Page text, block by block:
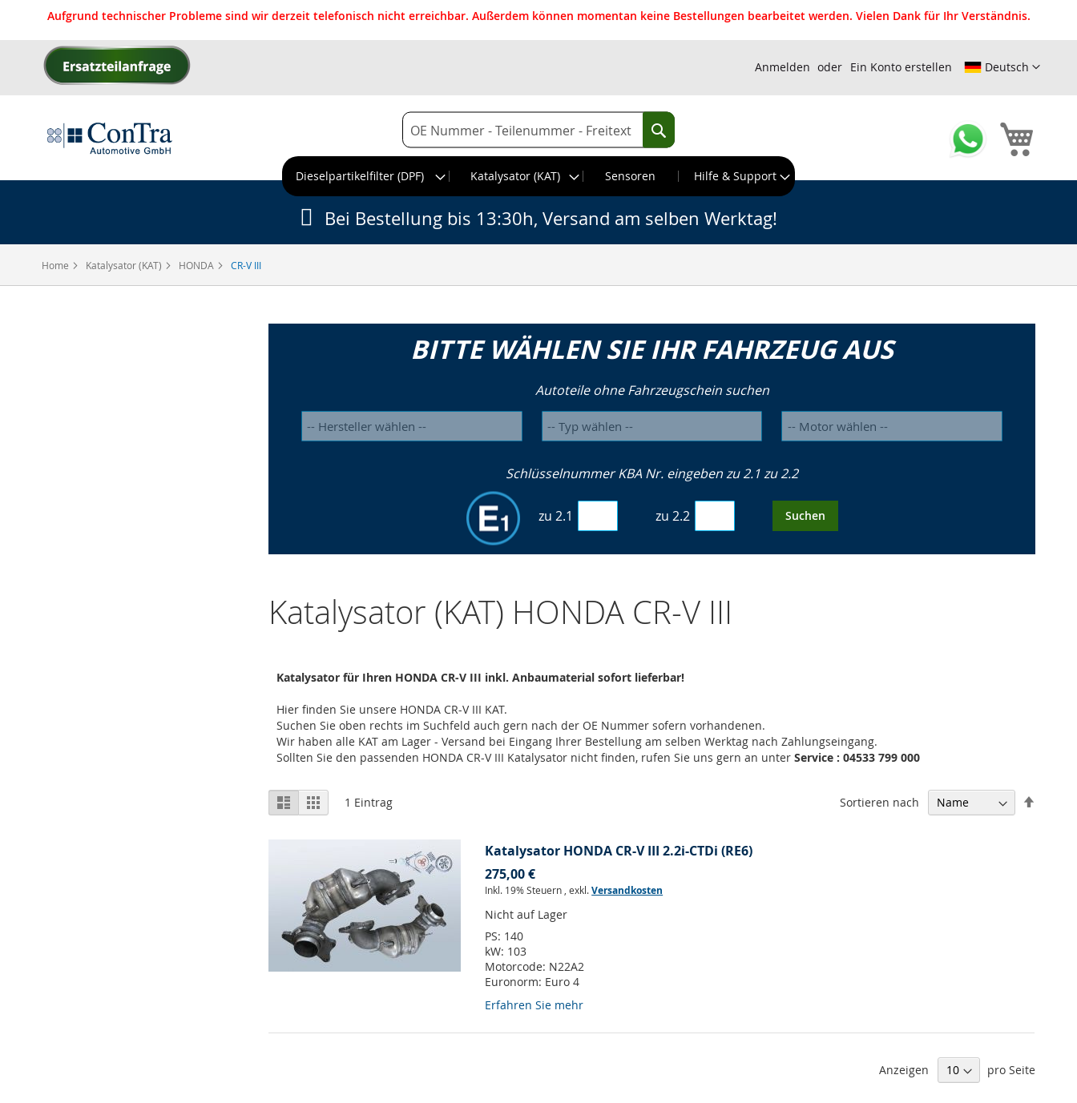
Aufgrund technischer Probleme sind wir derzeit telefonisch nicht erreichbar. Außerdem können momentan keine Bestellungen bearbeitet werden. Vielen Dank für Ihr Verständnis.
Direkt
zum
Deutsch
Anmelden Ein Konto erstellen
Suche
Suche
Dieselpartikelfilter (DPF)
Katalysator (KAT) Sensoren Hilfe & Support
Home Katalysator (KAT) HONDA CR-V III
Bei Bestellung bis 13:30h, Versand am selben Werktag!
BITTE WÄHLEN SIE IHR FAHRZEUG AUS
Autoteile ohne Fahrzeugschein suchen
Schlüsselnummer KBA Nr. eingeben zu 2.1 zu 2.2
zu 2.1 zu 2.2 Suchen
Katalysator (KAT) HONDA CR-V III
Katalysator für Ihren HONDA CR-V III inkl. Anbaumaterial sofort lieferbar!
Hier finden Sie unsere HONDA CR-V III KAT.
Suchen Sie oben rechts im Suchfeld auch gern nach der OE Nummer sofern vorhandenen.
Wir haben alle KAT am Lager - Versand bei Eingang Ihrer Bestellung am selben Werktag nach Zahlungseingang.
Sollten Sie den passenden HONDA CR-V III Katalysator nicht finden, rufen Sie uns gern an unterService : 04533 799 000
Ansicht
als
Liste Raster1 Eintrag Sortieren nach
Katalysator HONDA CR-V III 2.2i-CTDi (RE6)
275,00 €
Inkl. 19% Steuern ,exkl.Versandkosten
Nicht auf Lager
PS: 140
kW: 103
Motorcode: N22A2
Euronorm: Euro 4
Erfahren Sie mehr
Anzeigen pro Seite